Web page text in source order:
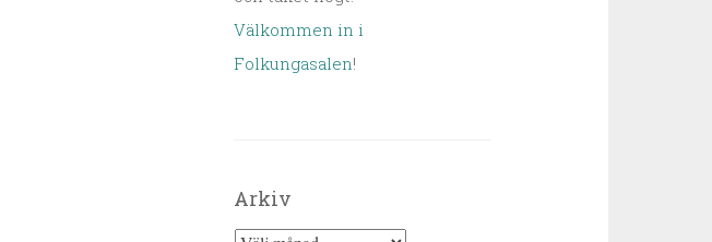
Välkommen in i
Folkungasalen!
Arkiv